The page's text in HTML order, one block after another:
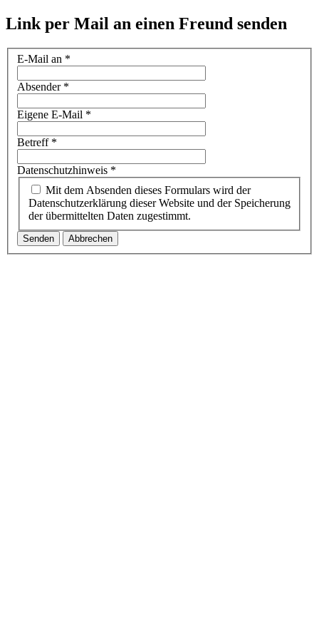
Link per Mail an einen Freund senden
E-Mail an *
Absender*
Eigene E-Mail *
Betreff*
Datenschutzhinweis *
Datenschutzerklärung dieser Website und der Speicherung
der übermittelten Daten zugestimmt.
Senden Abbrechen